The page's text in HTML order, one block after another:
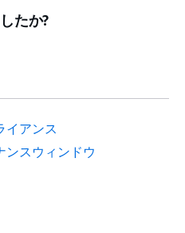
たか?
イアンス
ンスウィンドウ